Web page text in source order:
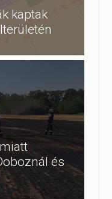
kaptak
és